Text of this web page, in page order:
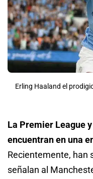
Erling Haaland el
La Premier League
encuentran en una
Recientemente, han
señalan al